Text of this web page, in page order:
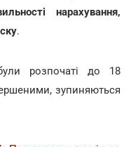
нарахування,
.
розпочаті до 18
зупиняються